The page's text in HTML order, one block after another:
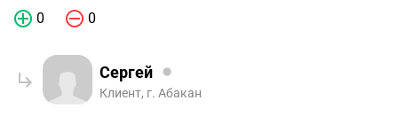
0 0
Сергей
Клиент, г. Абакан